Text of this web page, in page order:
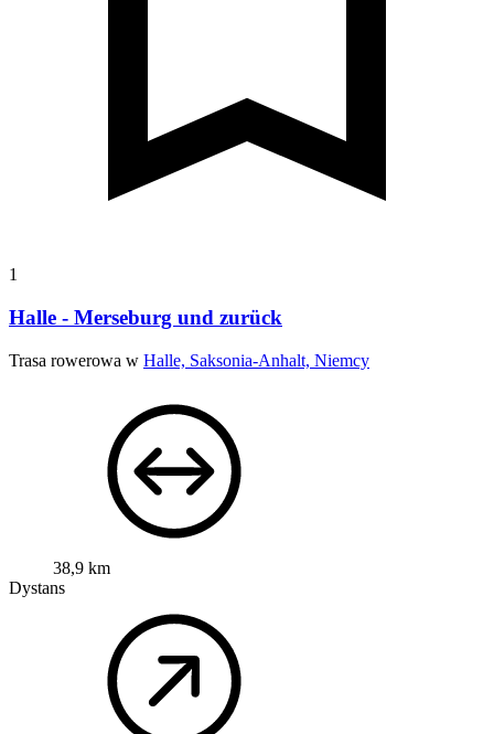
1
Halle - Merseburg und zurück
Trasa rowerowa w Halle, Saksonia-Anhalt, Niemcy
38,9 km
Dystans